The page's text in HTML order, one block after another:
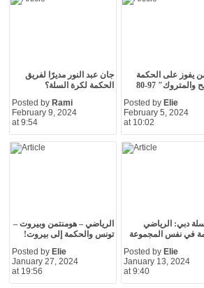
جان عبد النور مديرًا لفريق
الحكمة لكرة السلة؟
Posted by Rami
February 9, 2024
at 9:54
يفوز على الحكمة
97-80
Posted by Elie
February 5, 2024
at 10:02
الرياضي – هومنتمن وبيروت –
تونس والحكمة إلى بيروت!
Posted by Elie
January 27, 2024
at 19:56
دبي: الرياضي
في نفس المجموعة
Posted by Elie
January 13, 2024
at 9:40